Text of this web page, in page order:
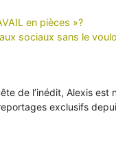
en pièces »?
sociaux sans le
de l’inédit, Alexis
exclusifs